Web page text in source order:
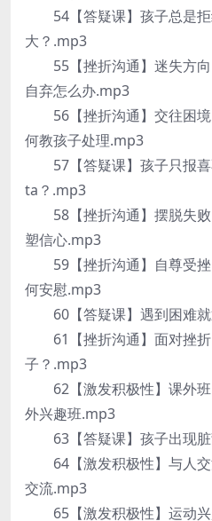
54【答疑课】孩子总是拒
大？.mp3
55【挫折沟通】迷失方向
自弃怎么办.mp3
56【挫折沟通】交往困境
何教孩子处理.mp3
57【答疑课】孩子只报喜
ta？.mp3
58【挫折沟通】摆脱失败
塑信心.mp3
59【挫折沟通】自尊受挫
何安慰.mp3
60【答疑课】遇到困难就
61【挫折沟通】面对挫折
子？.mp3
62【激发积极性】课外班
外兴趣班.mp3
63【答疑课】孩子出现脏
64【激发积极性】与人交
交流.mp3
65【激发积极性】运动兴